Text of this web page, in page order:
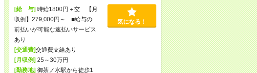
[給 与]時給1800円＋交 【月
収例】279,000円～ ■給与の
前払いが可能な速払いサービス
あり
[交通費]交通費支給あり
[月収例]25～30万円
[勤務地]御茶ノ水駅から徒歩1
気になる！